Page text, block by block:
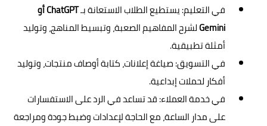
في التعليم: يستطيع الطلاب الاستعانة بـ
ChatGPT أو
Geminiلشرح المفاهيم الصعبة، وتبسيط المناهج، وتوليد
أمثلة تطبيقية.
في التسويق: صياغة إعلانات، كتابة أوصاف منتجات، وتوليد
أفكار لحملات إبداعية.
في خدمة العملاء: قد تساعد في الرد على الاستفسارات
على مدار الساعة، مع الحاجة لإعدادات وضبط جودة ومراجعة